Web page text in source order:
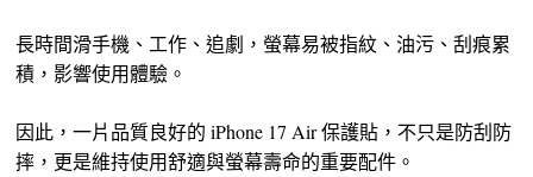
長時間滑手機、工作、追劇，螢幕易被指紋、油污、刮痕累
積，影響使用體驗。
因此，一片品質良好的 iPhone 17 Air 保護貼，不只是防刮防
摔，更是維持使用舒適與螢幕壽命的重要配件。